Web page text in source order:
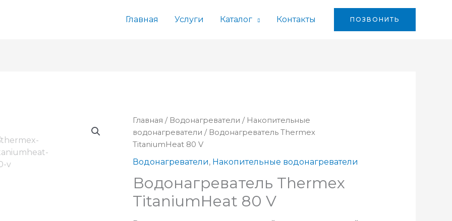
Главная Услуги Каталог Контакты ПОЗВОНИТЬ
Главная / Водонагреватели / Накопительные
водонагреватели / Водонагреватель Thermex
TitaniumHeat 80 V
Водонагреватели, Накопительные водонагреватели
Водонагреватель Thermex
TitaniumHeat 80 V